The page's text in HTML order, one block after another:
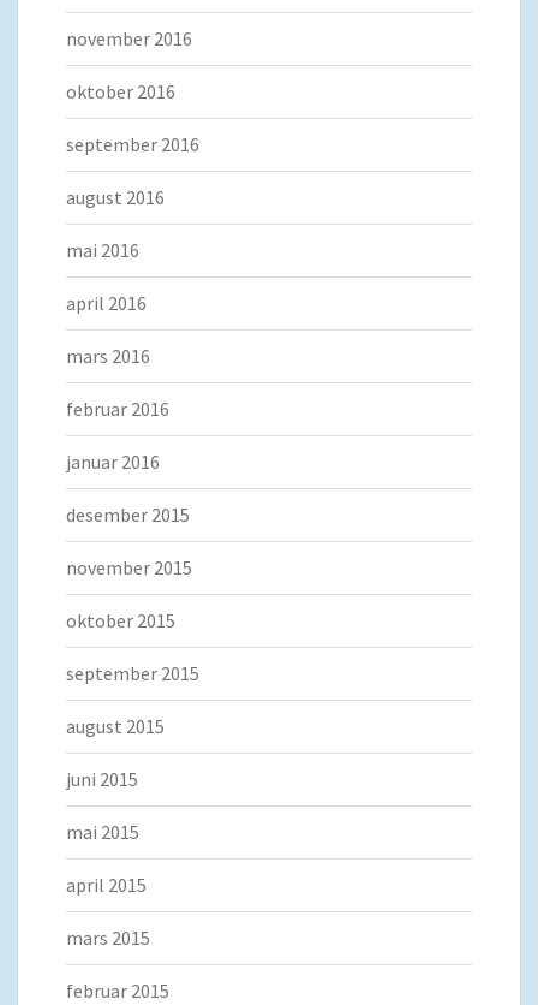
november 2016
oktober 2016
september 2016
august 2016
mai 2016
april 2016
mars 2016
februar 2016
januar 2016
desember 2015
november 2015
oktober 2015
september 2015
august 2015
juni 2015
mai 2015
april 2015
mars 2015
februar 2015